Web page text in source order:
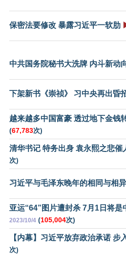
保密法要修改 暴露习近平一软肋
中共国务院秘书大洗牌 内斗新动
下架新书《崇祯》 习中央再出昏
越来越多中国富豪 透过地下金钱
(67,783次)
清华书记 特务出身 袁永熙之悲催
次)
习近平与毛泽东晚年的相同与相异
亚运“64”图片遭封杀 7月1日将是
2023/10/4 (105,004次)
【内幕】习近平放弃政治承诺 步
次)